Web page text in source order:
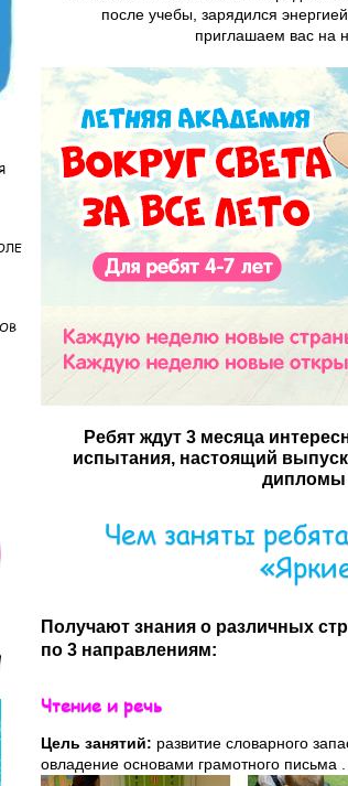
после учебы, зарядился
приглашаем вас на
Ребят ждут 3 месяца
испытания, настоящий
дипломы
Чем заняты
Получают знания о различных
по 3 направлениям:
Чтение и речь
Цель занятий: развитие словарного
овладение основами грамотного письма .